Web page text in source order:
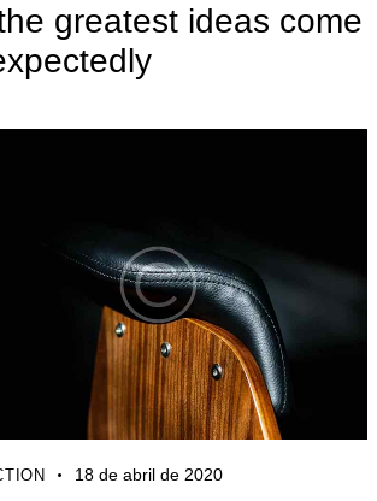
greatest ideas come
18 de abril de 2020